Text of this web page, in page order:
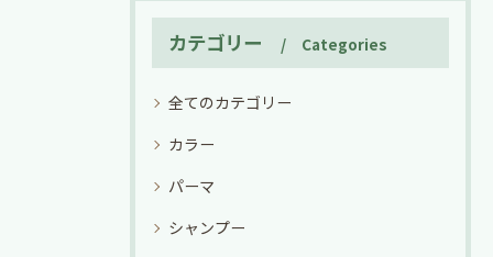
カテゴリー Categories
全てのカテゴリー
カラー
パーマ
シャンプー